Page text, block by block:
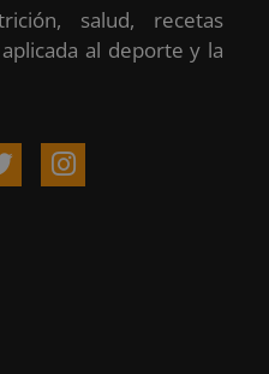
salud, recetas
al deporte y la